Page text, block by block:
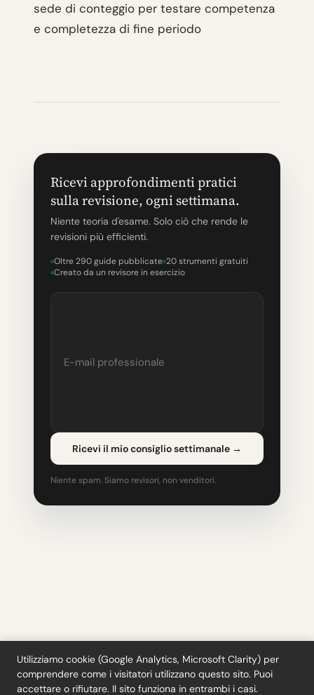
sede di conteggio per testare competenza
e completezza di fine periodo
Ricevi approfondimenti pratici
sulla revisione, ogni settimana.
Niente teoria d'esame. Solo ciò che rende le
revisioni più efficienti.
Oltre 290 guide pubblicate 20 strumenti gratuiti
Creato da un revisore in esercizio
Ricevi il mio consiglio settimanale →
Niente spam. Siamo revisori, non venditori.
Strumenti·Blog·Glossario·Iscriviti·Privacy·Rimborsi·Termini·
Cookie settings
Utilizziamo cookie (Google Analytics, Microsoft Clarity) per
comprendere come i visitatori utilizzano questo sito. Puoi
accettare o rifiutare. Il sito funziona in entrambi i casi.